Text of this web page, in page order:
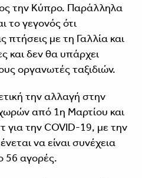
την Κύπρο. Παράλληλα
το γεγονός ότι
πτήσεις με τη Γαλλία και
και δεν θα υπάρχει
οργανωτές ταξιδιών.
την αλλαγή στην
από 1η Μαρτίου και
για την COVID-19, με την
να είναι συνέχεια
56 αγορές.